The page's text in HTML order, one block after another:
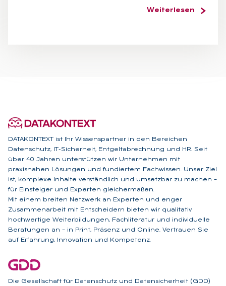
Weiterlesen
DATAKONTEXT ist Ihr Wissenspartner in den Bereichen
Datenschutz, IT-Sicherheit, Entgeltabrechnung und HR. Seit
über 40 Jahren unterstützen wir Unternehmen mit
praxisnahen Lösungen und fundiertem Fachwissen. Unser Ziel
ist, komplexe Inhalte verständlich und umsetzbar zu machen –
für Einsteiger und Experten gleichermaßen.
Mit einem breiten Netzwerk an Experten und enger
Zusammenarbeit mit Entscheidern bieten wir qualitativ
hochwertige Weiterbildungen, Fachliteratur und individuelle
Beratungen an – in Print, Präsenz und Online. Vertrauen Sie
auf Erfahrung, Innovation und Kompetenz.
Die Gesellschaft für Datenschutz und Datensicherheit (GDD)